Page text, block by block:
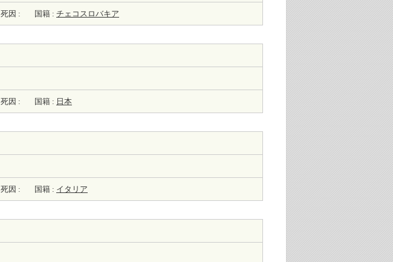
死因 : 国籍 : チェコスロバキア
死因 : 国籍 : 日本
死因 : 国籍 : イタリア